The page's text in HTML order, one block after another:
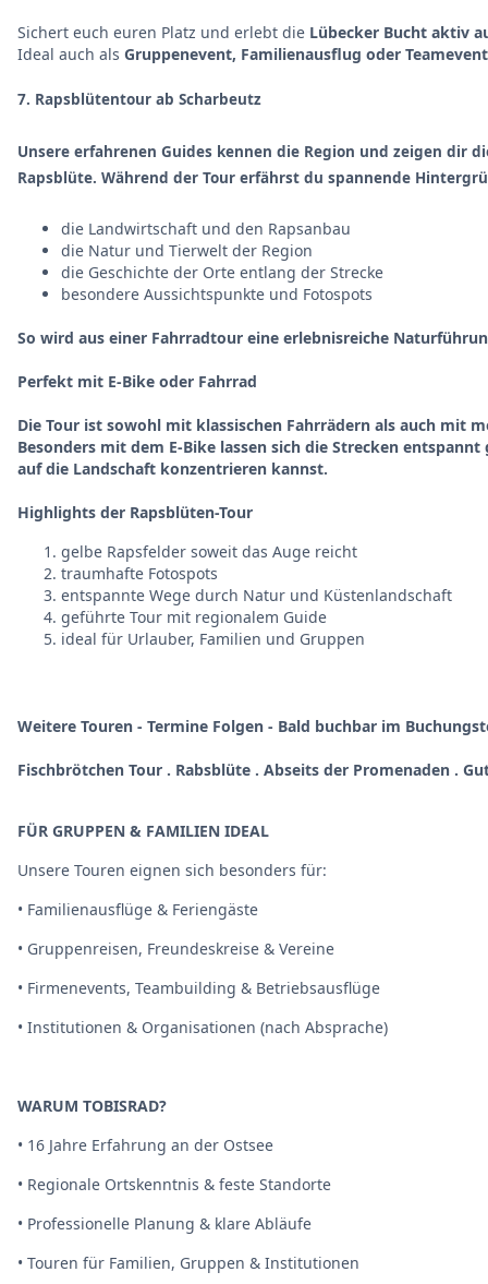
Sichert euch euren Platz und erlebt die Lübecker Bucht aktiv
Ideal auch als Gruppenevent, Familienausflug oder Teamevent
7. Rapsblütentour ab Scharbeutz
Unsere erfahrenen Guides kennen die Region und zeigen dir
Rapsblüte. Während der Tour erfährst du spannende
die Landwirtschaft und den Rapsanbau
die Natur und Tierwelt der Region
die Geschichte der Orte entlang der Strecke
besondere Aussichtspunkte und Fotospots
So wird aus einer Fahrradtour eine erlebnisreiche
Perfekt mit E-Bike oder Fahrrad
Die Tour ist sowohl mit klassischen Fahrrädern als auch mit
Besonders mit dem E-Bike lassen sich die Strecken
auf die Landschaft konzentrieren kannst.
Highlights der Rapsblüten-Tour
gelbe Rapsfelder soweit das Auge reicht
traumhafte Fotospots
entspannte Wege durch Natur und Küstenlandschaft
geführte Tour mit regionalem Guide
ideal für Urlauber, Familien und Gruppen
Weitere Touren - Termine Folgen - Bald buchbar im
Fischbrötchen Tour . Rabsblüte . Abseits der Promenaden .
FÜR GRUPPEN & FAMILIEN IDEAL
Unsere Touren eignen sich besonders für:
• Familienausflüge & Feriengäste
• Gruppenreisen, Freundeskreise & Vereine
• Firmenevents, Teambuilding & Betriebsausflüge
• Institutionen & Organisationen (nach Absprache)
WARUM TOBISRAD?
• 16 Jahre Erfahrung an der Ostsee
• Regionale Ortskenntnis & feste Standorte
• Professionelle Planung & klare Abläufe
• Touren für Familien, Gruppen & Institutionen